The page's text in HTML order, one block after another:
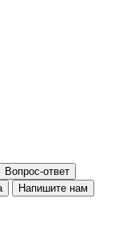
Вопрос-ответ
Напишите нам